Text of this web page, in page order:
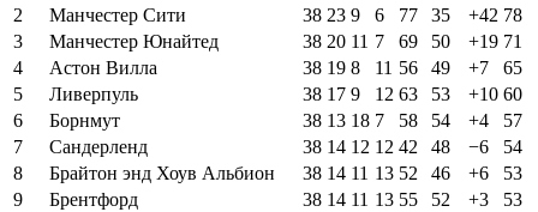
2
Манчестер Сити 38 23 9 6 77 35 +42 78
3
Манчестер Юнайтед 38 20 11 7 69 50 +19 71
4
Астон Вилла 38 19 8 11 56 49 +7
65
5
Ливерпуль 38 17 9 12 63 53 +10 60
6
Борнмут 38 13 18 7 58 54 +4
57
7
Сандерленд 38 14 12 12 42 48 −6
54
8
Брайтон энд Хоув Альбион 38 14 11 13 52 46 +6
53
9
Брентфорд 38 14 11 13 55 52 +3
53